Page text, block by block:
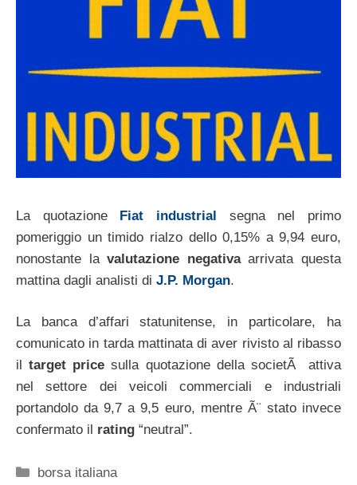
La quotazione Fiat industrial segna nel primo
pomeriggio un timido rialzo dello 0,15% a 9,94 euro,
nonostante lavalutazione negativaarrivata questa
mattina dagli analisti di J.P. Morgan.
La banca d’affari statunitense, in particolare, ha
comunicato in tarda mattinata di aver rivisto al ribasso
iltarget price sulla quotazione della societÃ attiva
nel settore dei veicoli commerciali e industriali
portandolo da 9,7 a 9,5 euro, mentre Ã¨ stato invece
confermato il rating “neutral”.
Categorie
borsa italiana